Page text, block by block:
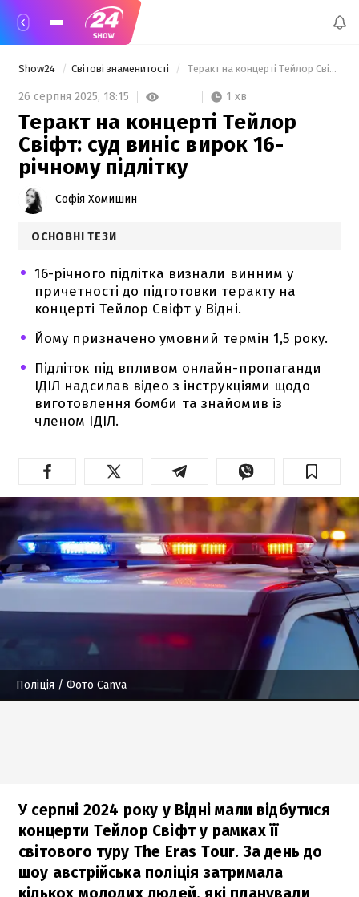
Show24 Світові знаменитості Теракт на концерті Тейлор Свіфт: суд виніс вирок 16-річному підлітку
26 серпня 2025, 18:15 1 хв
Теракт на концерті Тейлор
Свіфт: суд виніс вирок 16-
річному підлітку
Софія Хомишин
ОСНОВНІ ТЕЗИ
16-річного підлітка визнали винним у
причетності до підготовки теракту на
концерті Тейлор Свіфт у Відні.
Йому призначено умовний термін 1,5 року.
Підліток під впливом онлайн-пропаганди
ІДІЛ надсилав відео з інструкціями щодо
виготовлення бомби та знайомив із
членом ІДІЛ.
Поліція / Фото Canva
У серпні 2024 року у Відні мали відбутися
концерти Тейлор Свіфт у рамках її
світового туру The Eras Tour. За день до
шоу австрійська поліція затримала
кількох молодих людей, які планували